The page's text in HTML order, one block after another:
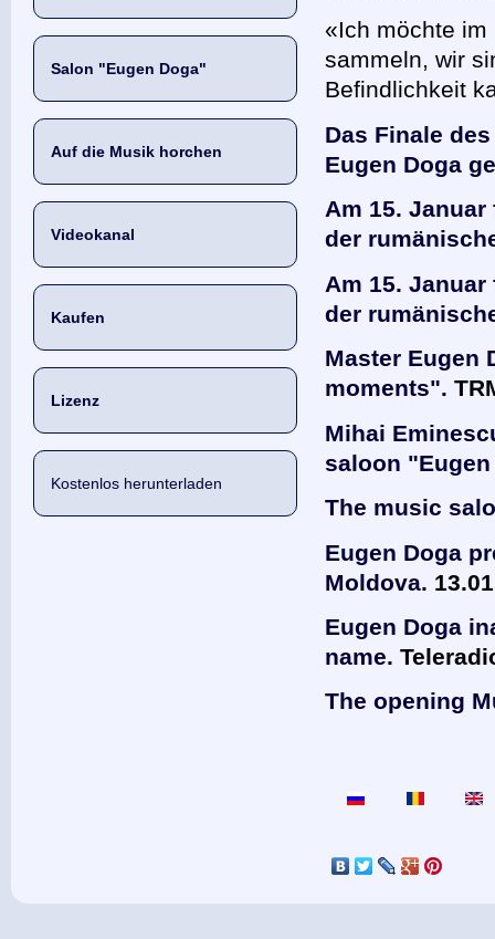
Salon "Eugen Doga"
Auf die Musik horchen
Videokanal
Kaufen
Lizenz
Kostenlos herunterladen
«Ich möchte
sammeln, wir
Befindlichkeit
Das Finale
Eugen Doga
Am 15.
der
Am 15.
der
Master Eugen
moments".
Mihai
saloon
The music
Eugen Doga
Moldova.
Eugen Doga
name.
The opening